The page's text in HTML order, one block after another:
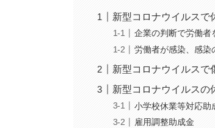
新型コロナウイルスで
企業の判断で労働者
労働者が感染、感染
新型コロナウイルスで
新型コロナウイルスの
小学校休業等対応助
雇用調整助成金